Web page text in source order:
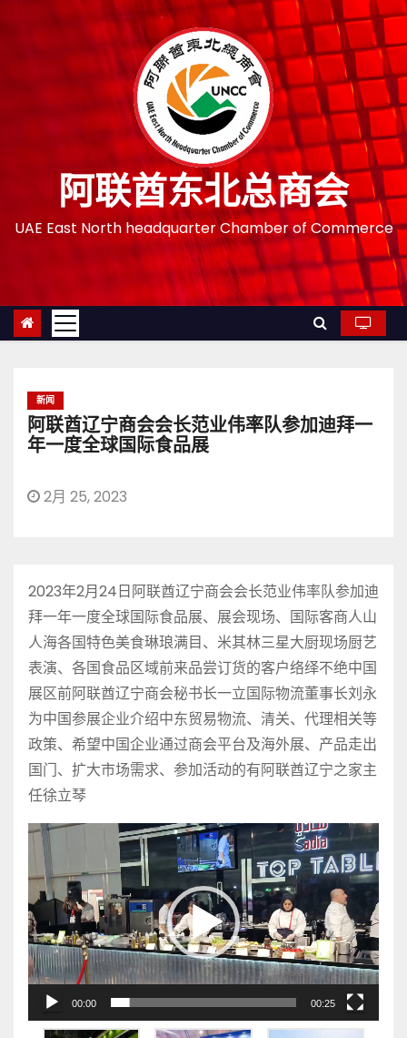
阿联酋东北总商会
UAE East North headquarter Chamber of Commerce
新闻
阿联酋辽宁商会会长范业伟率队参加迪拜一
年一度全球国际食品展
2月 25, 2023
2023年2月24日阿联酋辽宁商会会长范业伟率队参加迪
拜一年一度全球国际食品展、展会现场、国际客商人山
人海各国特色美食琳琅满目、米其林三星大厨现场厨艺
表演、各国食品区域前来品尝订货的客户络绎不绝中国
展区前阿联酋辽宁商会秘书长一立国际物流董事长刘永
为中国参展企业介绍中东贸易物流、清关、代理相关等
政策、希望中国企业通过商会平台及海外展、产品走出
国门、扩大市场需求、参加活动的有阿联酋辽宁之家主
任徐立琴
视
播
放
器
00:00 00:25